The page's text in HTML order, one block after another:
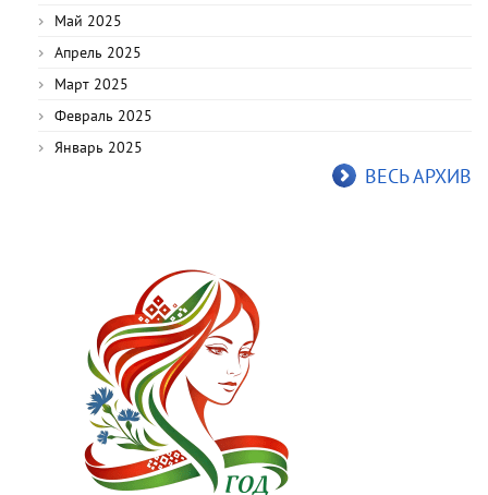
Май 2025
Апрель 2025
Март 2025
Февраль 2025
Январь 2025
ВЕСЬ АРХИВ